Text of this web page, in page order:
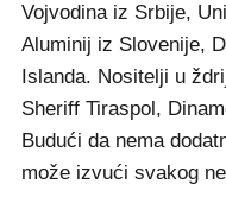
Vojvodina iz Srbije,
Aluminij iz Slovenije,
Islanda. Nositelji u
Sheriff Tiraspol,
Budući da nema
može izvući svakog